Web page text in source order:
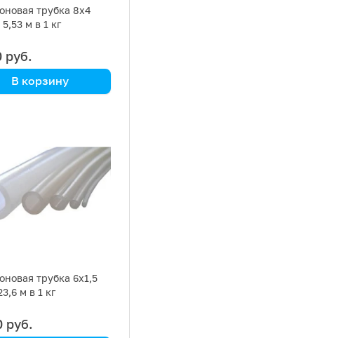
трубка 8х4
м в 1 кг
руб.
В корзину
трубка 6х1,5
м в 1 кг
руб.